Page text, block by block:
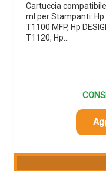
Cartuccia compatibile
ml per Stampanti: Hp
T1100 MFP, Hp
T1120, Hp…